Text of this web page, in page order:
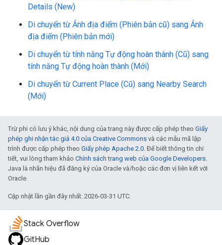
Details (New)
Di chuyển từ Ảnh địa điểm (Phiên bản cũ) sang Ảnh
địa điểm (Phiên bản mới)
Di chuyển từ tính năng Tự động hoàn thành (Cũ) sang
tính năng Tự động hoàn thành (Mới)
Di chuyển từ Current Place (Cũ) sang Nearby Search
(Mới)
Trừ phi có lưu ý khác, nội dung của trang này được cấp phép theo Giấy
phép ghi nhận tác giả 4.0 của Creative Commons và các mẫu mã lập
trình được cấp phép theo Giấy phép Apache 2.0. Để biết thông tin chi
tiết, vui lòng tham khảo Chính sách trang web của Google Developers.
Java là nhãn hiệu đã đăng ký của Oracle và/hoặc các đơn vị liên kết với
Oracle.
Cập nhật lần gần đây nhất: 2026-03-31 UTC.
Stack Overflow
GitHub